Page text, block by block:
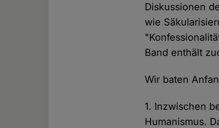
Diskussionen
wie
Band enthält
Wir baten
1. Inzwischen
Humanismus.